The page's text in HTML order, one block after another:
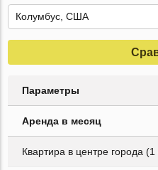
Параметры
Аренда в месяц
Квартира в центре города